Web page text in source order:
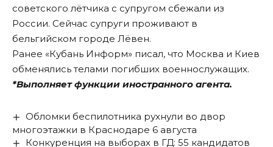
советского лётчика с супругом сбежали из
России. Сейчас супруги проживают в
бельгийском городе Лёвен.
Ранее «Кубань Информ» писал, что Москва и Киев
обменялись телами погибших военнослужащих.
*Выполняет функции иностранного агента.
Обломки беспилотника рухнули во двор
многоэтажки в Краснодаре 6 августа
Конкуренция на выборах в ГД: 55 кандидатов